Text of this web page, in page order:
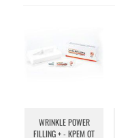
WRINKLE POWER
FILLING + - КРЕМ ОТ